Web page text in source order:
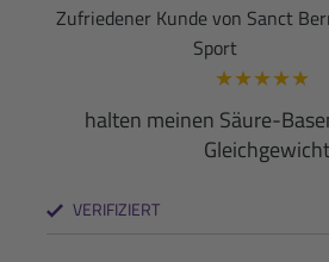
Zufriedener Kunde von Sanct
Sport
★★★★★
halten meinen Säure-
Gleichgewicht
VERIFIZIERT